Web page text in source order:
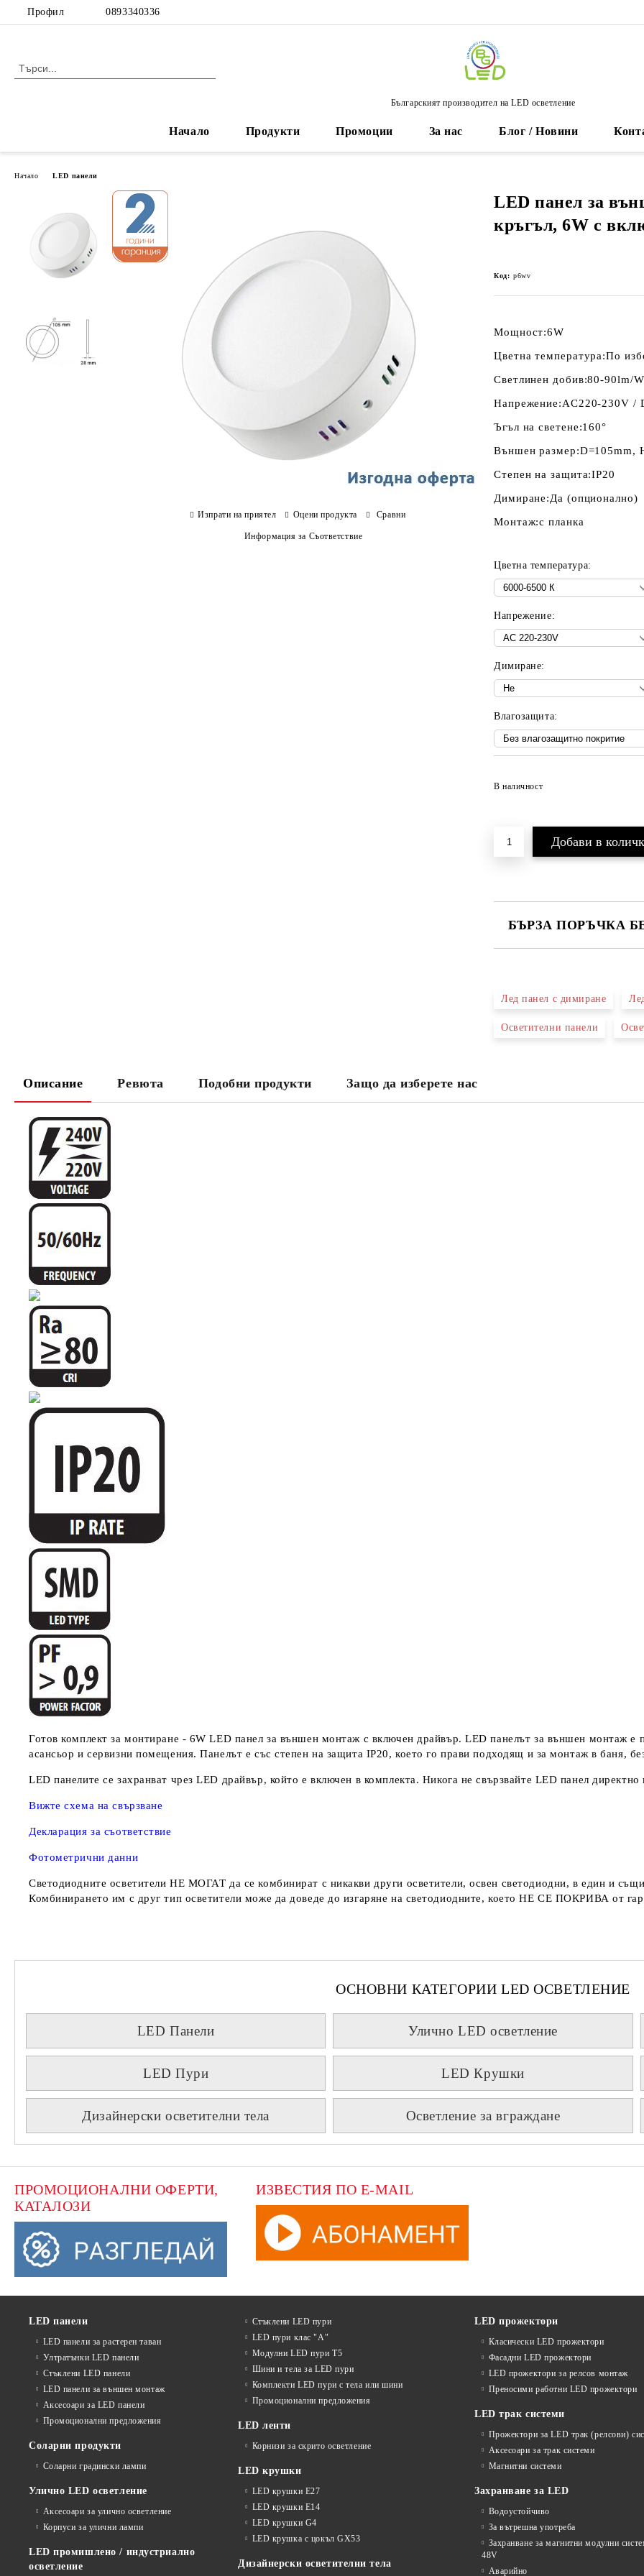
Профил 0893340336
Българският производител на LED осветление
Начало Продукти Промоции За нас Блог / Новини
Начало LED панели
LED панел за
кръгъл, 6W с
Код: p6wv
Мощност:6W
Цветна температура:По
Светлинен добив:80-90lm/W
Напрежение:AC220-230V /
Ъгъл на светене:160°
Външен размер:D=105mm,
Степен на защита:IP20
Димиране:Да (опционално)
Монтаж:с планка
Цветна температура:
Напрежение:
Димиране:
Bлагозащита:
В наличност
БЪРЗА ПОРЪЧКА
Лед панел с димиране
Осветителни панели
Изпрати на приятел Оцени продукта Сравни
Информация за Съответствие
Описание Ревюта Подобни продукти Защо да изберете нас
Готов комплект за монтиране - 6W LED панел за външен монтаж с включен драйвър. LED панелът за външен монтаж е
асансьор и сервизни помещения. Панелът е със степен на защита IP20, което го прави подходящ и за монтаж в баня,
LED панелите се захранват чрез LED драйвър, който е включен в комплекта. Никога не свързвайте LED панел
Вижте схема на свързване
Декларация за съответствие
Фотометрични данни
Светодиодните осветители НЕ МОГАТ да се комбинират с никакви други осветители, освен светодиодни, в един и
Комбинирането им с друг тип осветители може да доведе до изгаряне на светодиодните, коетоНЕ СЕ ПОКРИВА от
ОСНОВНИ КАТЕГОРИИ LED ОСВЕТЛЕНИЕ
LED Панели Улично LED осветление
LED Пури LED Крушки
Дизайнерски осветителни тела Осветление за вграждане
ПРОМОЦИОНАЛНИ ОФЕРТИ,
КАТАЛОЗИ
ИЗВЕСТИЯ ПО E-MAIL
LED панели
LED панели за растерен таван
Ултратънки LED панели
Стъклени LED панели
LED панели за външен монтаж
Аксесоари за LED панели
Промоционални предложения
Соларни продукти
Соларни градински лампи
Улично LED осветление
Аксесоари за улично осветление
Корпуси за улични лампи
LED промишлено / индустриално
осветление
Стъклени LED пури
LED пури клас "А"
Модулни LED пури T5
Шини и тела за LED пури
Комплекти LED пури с тела или шини
Промоционални предложения
LED ленти
Корнизи за скрито осветление
LED крушки
LED крушки E27
LED крушки E14
LED крушки G4
LED крушка с цокъл GX53
Дизайнерски осветителни тела
LED прожектори
Класически LED прожектори
Фасадни LED прожектори
LED прожектори за релсов монтаж
Преносими работни LED прожектори
LED трак системи
Прожектори за LED трак (релсови)
Аксесоари за трак системи
Магнитни системи
Захранване за LED
Водоустойчиво
За вътрешна употреба
Захранване за магнитни модулни
48V
Аварийно